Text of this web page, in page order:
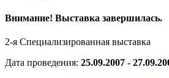
Внимание! Выставка завершилась.
2-я Специализированная выставка
Дата проведения: 25.09.2007 -